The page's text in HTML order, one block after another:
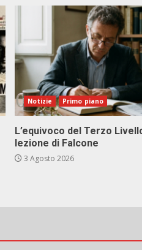
Notizie Primo piano
L’equivoco del Terzo
lezione di Falcone
3 Agosto 2026